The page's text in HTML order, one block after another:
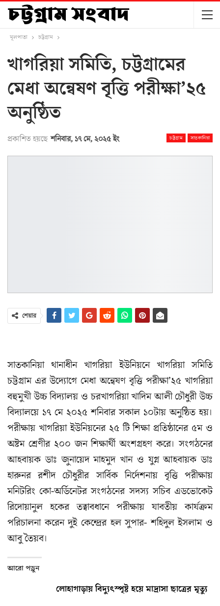
মূলপাতা চট্টগ্রাম
খাগরিয়া সমিতি, চট্টগ্রামের
মেধা অন্বেষণ বৃত্তি পরীক্ষা’২৫
অনুষ্ঠিত
চট্টগ্রাম সাতকানিয়া
প্রকাশিত হয়ছে শনিবার, ১৭ মে, ২০২৫ ইং
শেয়ার
সাতকানিয়া থানাধীন খাগরিয়া ইউনিয়নে খাগরিয়া সমিতি
চট্টগ্রাম এর উদ্যোগে মেধা অন্বেষণ বৃত্তি পরীক্ষা’২৫ খাগরিয়া
বহুমুখী উচ্চ বিদ্যালয় ও চরখাগরিয়া খাদিম আলী চৌধুরী উচ্চ
বিদ্যালয়ে ১৭ মে ২০২৫ শনিবার সকাল ১০টায় অনুষ্ঠিত হয়।
পরীক্ষায় খাগরিয়া ইউনিয়নের ২৫ টি শিক্ষা প্রতিষ্ঠানের ৫ম ও
অষ্টম শ্রেণীর ২০০ জন শিক্ষার্থী অংশগ্রহণ করে। সংগঠনের
আহবায়ক ডাঃ জুনায়েদ মাহমুদ খান ও যুগ্ন আহবায়ক ডাঃ
হারুনর রশীদ চৌধুরীর সার্বিক নির্দেশনায় বৃত্তি পরীক্ষায়
মনিটরিং কো-অর্ডিনেটর সংগঠনের সদস্য সচিব এডভোকেট
রিদোয়ানুল হকের তত্বাবধানে পরীক্ষায় যাবতীয় কার্যক্রম
পরিচালনা করেন দুই কেন্দ্রের হল সুপার- শহিদুল ইসলাম ও
আবু তৈয়ব।
আরো পড়ুন
লোহাগাড়ায় বিদ্যুৎস্পৃষ্ট হয়ে মাদ্রাসা ছাত্রের মৃত্যু